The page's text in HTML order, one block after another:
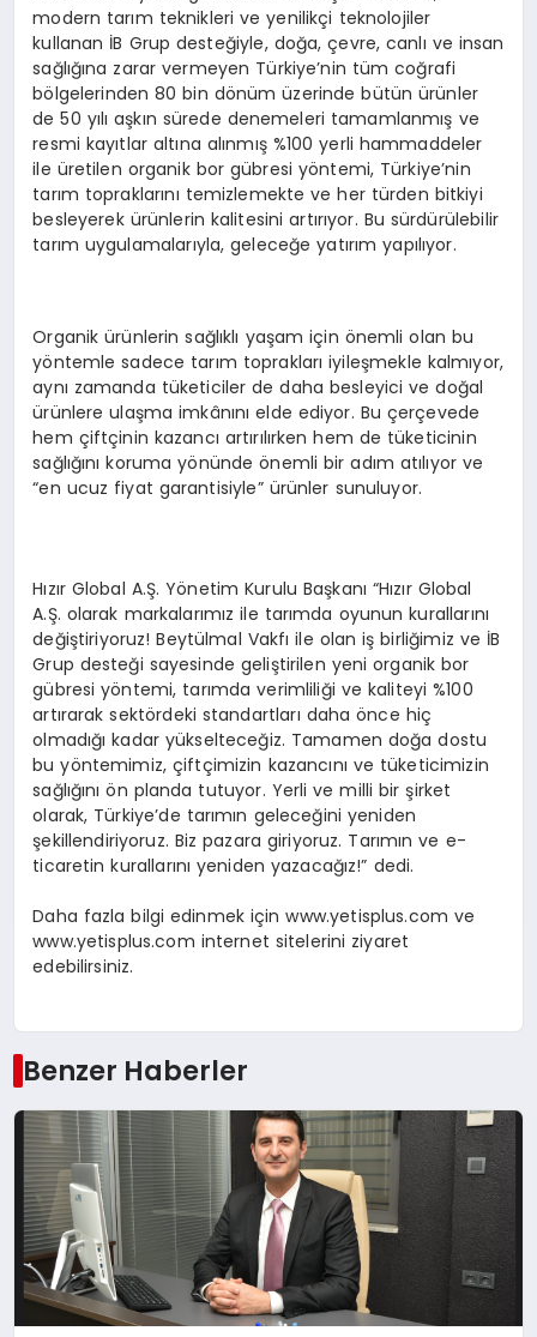
modern tarım teknikleri ve yenilikçi teknolojiler
kullanan İB Grup desteğiyle, doğa, çevre, canlı ve insan
sağlığına zarar vermeyen Türkiye’nin tüm coğrafi
bölgelerinden 80 bin dönüm üzerinde bütün ürünler
de 50 yılı aşkın sürede denemeleri tamamlanmış ve
resmi kayıtlar altına alınmış %100 yerli hammaddeler
ile üretilen organik bor gübresi yöntemi, Türkiye’nin
tarım topraklarını temizlemekte ve her türden bitkiyi
besleyerek ürünlerin kalitesini artırıyor. Bu sürdürülebilir
tarım uygulamalarıyla, geleceğe yatırım yapılıyor.
Organik ürünlerin sağlıklı yaşam için önemli olan bu
yöntemle sadece tarım toprakları iyileşmekle kalmıyor,
aynı zamanda tüketiciler de daha besleyici ve doğal
ürünlere ulaşma imkânını elde ediyor. Bu çerçevede
hem çiftçinin kazancı artırılırken hem de tüketicinin
sağlığını koruma yönünde önemli bir adım atılıyor ve
“en ucuz fiyat garantisiyle” ürünler sunuluyor.
Hızır Global A.Ş. Yönetim Kurulu Başkanı “Hızır Global
A.Ş. olarak markalarımız ile tarımda oyunun kurallarını
değiştiriyoruz! Beytülmal Vakfı ile olan iş birliğimiz ve İB
Grup desteği sayesinde geliştirilen yeni organik bor
gübresi yöntemi, tarımda verimliliği ve kaliteyi %100
artırarak sektördeki standartları daha önce hiç
olmadığı kadar yükselteceğiz. Tamamen doğa dostu
bu yöntemimiz, çiftçimizin kazancını ve tüketicimizin
sağlığını ön planda tutuyor. Yerli ve milli bir şirket
olarak, Türkiye’de tarımın geleceğini yeniden
şekillendiriyoruz. Biz pazara giriyoruz. Tarımın ve e-
ticaretin kurallarını yeniden yazacağız!” dedi.
Daha fazla bilgi edinmek için www.yetisplus.com ve
www.yetisplus.com internet sitelerini ziyaret
edebilirsiniz.
Benzer Haberler